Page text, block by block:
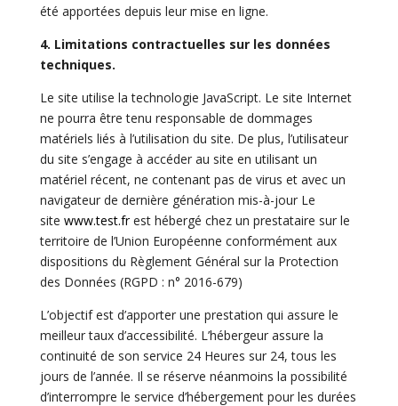
été apportées depuis leur mise en ligne.
4. Limitations contractuelles sur les données
techniques.
Le site utilise la technologie JavaScript. Le site Internet
ne pourra être tenu responsable de dommages
matériels liés à l’utilisation du site. De plus, l’utilisateur
du site s’engage à accéder au site en utilisant un
matériel récent, ne contenant pas de virus et avec un
navigateur de dernière génération mis-à-jour Le
site www.test.frest hébergé chez un prestataire sur le
territoire de l’Union Européenne conformément aux
dispositions du Règlement Général sur la Protection
des Données (RGPD : n° 2016-679)
L’objectif est d’apporter une prestation qui assure le
meilleur taux d’accessibilité. L’hébergeur assure la
continuité de son service 24 Heures sur 24, tous les
jours de l’année. Il se réserve néanmoins la possibilité
d’interrompre le service d’hébergement pour les durées